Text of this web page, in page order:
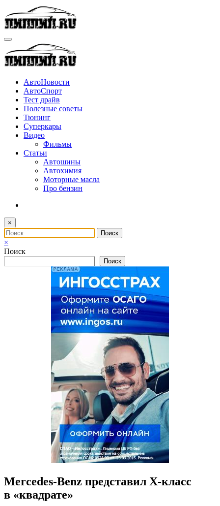
Перейти
к
содержимому
АвтоНовости
АвтоСпорт
Тест драйв
Полезные советы
Тюнинг
Суперкары
Видео
Фильмы
Статьи
Автошины
Автохимия
Моторные масла
Про бензин
×
×
Поиск
Поиск
Mercedes-Benz представил X-класс
в «квадрате»